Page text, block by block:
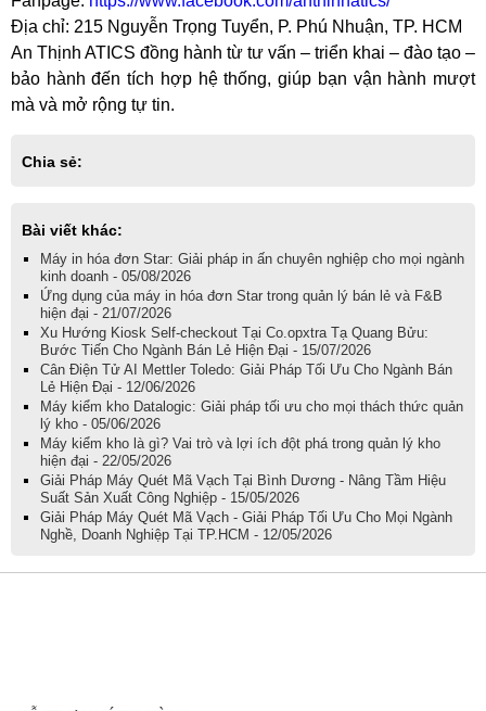
Địa chỉ: 215 Nguyễn Trọng Tuyển, P. Phú Nhuận, TP. HCM
An Thịnh ATICS đồng hành từ tư vấn – triển khai – đào tạo –
bảo hành đến tích hợp hệ thống, giúp bạn vận hành mượt
mà và mở rộng tự tin.
Chia sẻ:
Bài viết khác:
Máy in hóa đơn Star: Giải pháp in ấn chuyên nghiệp cho mọi ngành
kinh doanh - 05/08/2026
Ứng dụng của máy in hóa đơn Star trong quản lý bán lẻ và F&B
hiện đại - 21/07/2026
Xu Hướng Kiosk Self-checkout Tại Co.opxtra Tạ Quang Bửu:
Bước Tiến Cho Ngành Bán Lẻ Hiện Đại - 15/07/2026
Cân Điện Tử AI Mettler Toledo: Giải Pháp Tối Ưu Cho Ngành Bán
Lẻ Hiện Đại - 12/06/2026
Máy kiểm kho Datalogic: Giải pháp tối ưu cho mọi thách thức quản
lý kho - 05/06/2026
Máy kiểm kho là gì? Vai trò và lợi ích đột phá trong quản lý kho
hiện đại - 22/05/2026
Giải Pháp Máy Quét Mã Vạch Tại Bình Dương - Nâng Tầm Hiệu
Suất Sản Xuất Công Nghiệp - 15/05/2026
Giải Pháp Máy Quét Mã Vạch - Giải Pháp Tối Ưu Cho Mọi Ngành
Nghề, Doanh Nghiệp Tại TP.HCM - 12/05/2026